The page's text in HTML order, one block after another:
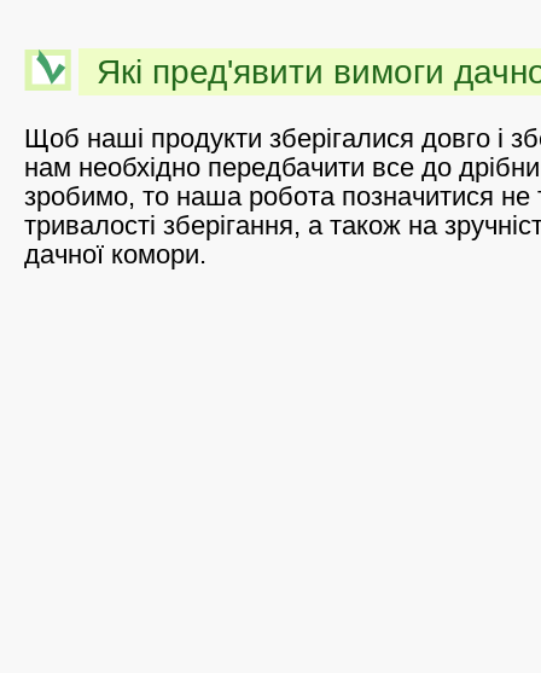
Які пред'явити вимоги
Щоб наші продукти зберігалися довго і
нам необхідно передбачити все до
зробимо, то наша робота позначитися не
тривалості зберігання, а також на
дачної комори.